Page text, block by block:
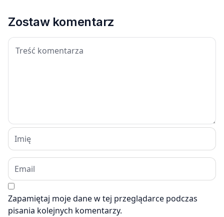
Zostaw komentarz
Zapamiętaj moje dane w tej przeglądarce podczas
pisania kolejnych komentarzy.